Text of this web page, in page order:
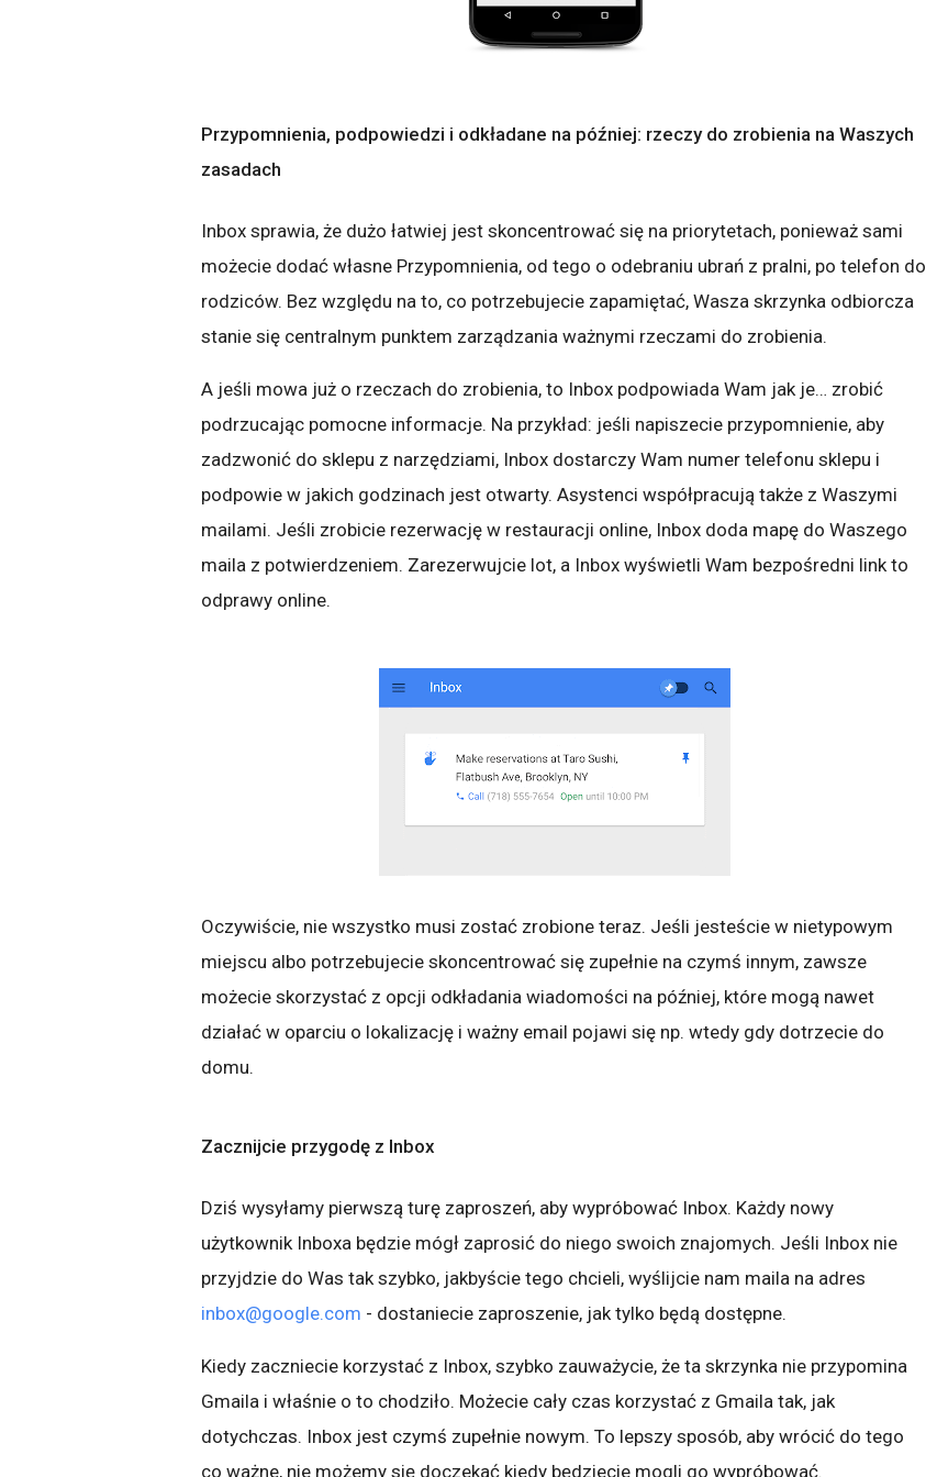
Przypomnienia, podpowiedzi i odkładane na później: rzeczy do zrobienia na Waszych
zasadach
Inbox sprawia, że dużo łatwiej jest skoncentrować się na priorytetach, ponieważ sami
możecie dodać własne Przypomnienia, od tego o odebraniu ubrań z pralni, po telefon do
rodziców. Bez względu na to, co potrzebujecie zapamiętać, Wasza skrzynka odbiorcza
stanie się centralnym punktem zarządzania ważnymi rzeczami do zrobienia.
A jeśli mowa już o rzeczach do zrobienia, to Inbox podpowiada Wam jak je… zrobić
podrzucając pomocne informacje. Na przykład: jeśli napiszecie przypomnienie, aby
zadzwonić do sklepu z narzędziami, Inbox dostarczy Wam numer telefonu sklepu i
podpowie w jakich godzinach jest otwarty. Asystenci współpracują także z Waszymi
mailami. Jeśli zrobicie rezerwację w restauracji online, Inbox doda mapę do Waszego
maila z potwierdzeniem. Zarezerwujcie lot, a Inbox wyświetli Wam bezpośredni link to
odprawy online.
Oczywiście, nie wszystko musi zostać zrobione teraz. Jeśli jesteście w nietypowym
miejscu albo potrzebujecie skoncentrować się zupełnie na czymś innym, zawsze
możecie skorzystać z opcji odkładania wiadomości na później, które mogą nawet
działać w oparciu o lokalizację i ważny email pojawi się np. wtedy gdy dotrzecie do
domu.
Zacznijcie przygodę z Inbox
Dziś wysyłamy pierwszą turę zaproszeń, aby wypróbować Inbox. Każdy nowy
użytkownik Inboxa będzie mógł zaprosić do niego swoich znajomych. Jeśli Inbox nie
przyjdzie do Was tak szybko, jakbyście tego chcieli, wyślijcie nam maila na adres
inbox@google.com - dostaniecie zaproszenie, jak tylko będą dostępne.
Kiedy zaczniecie korzystać z Inbox, szybko zauważycie, że ta skrzynka nie przypomina
Gmaila i właśnie o to chodziło. Możecie cały czas korzystać z Gmaila tak, jak
dotychczas. Inbox jest czymś zupełnie nowym. To lepszy sposób, aby wrócić do tego
co ważne, nie możemy się doczekać kiedy będziecie mogli go wypróbować.